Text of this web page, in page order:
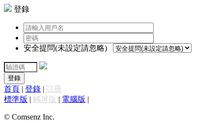
登錄
安全提問(未設定請忽略)
登錄
首頁 | 登錄 | 註冊
標準版 | 觸屏版 | 電腦版 |
© Comsenz Inc.